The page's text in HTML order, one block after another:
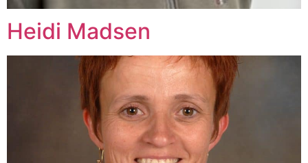
Heidi Madsen